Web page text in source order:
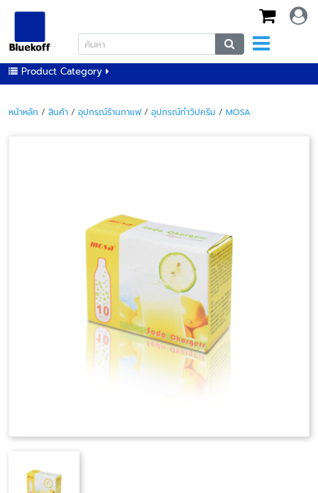
Product Category
หน้าหลัก / สินค้า / อุปกรณ์ร้านกาแฟ/ อุปกรณ์ทำวิปครีม / MOSA